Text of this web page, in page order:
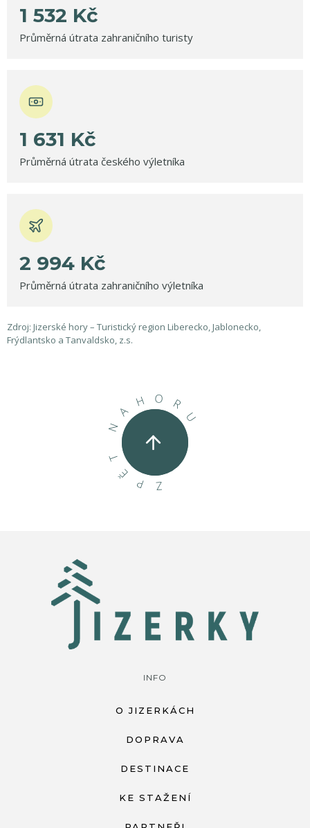
1 532 Kč
Průměrná útrata zahraničního turisty
1 631 Kč
Průměrná útrata českého výletníka
2 994 Kč
Průměrná útrata zahraničního výletníka
Zdroj: Jizerské hory – Turistický region Liberecko, Jablonecko,
Frýdlantsko a Tanvaldsko, z.s.
Z
P
Ě
T
N
A
H O R
U
INFO
O JIZERKÁCH
DOPRAVA
DESTINACE
KE STAŽENÍ